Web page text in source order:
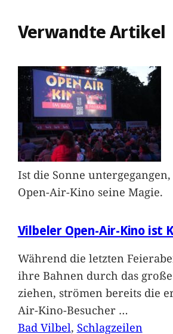
Verwandte Artikel
Ist die Sonne
Open-Air-Kino seine Magie.
Vilbeler Open-Air-Kino ist
Während die letzten
ihre Bahnen durch das
ziehen, strömen bereits die
Air-Kino-Besucher …
Bad Vilbel, Schlagzeilen